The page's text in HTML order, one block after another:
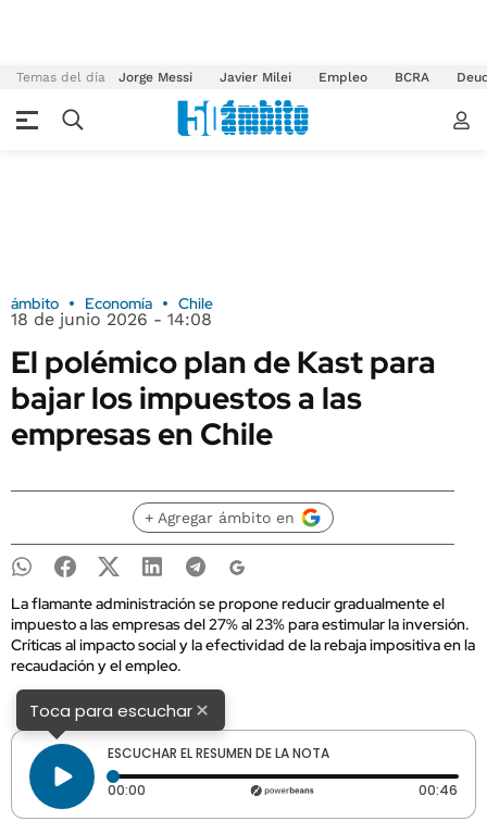
Temas del día Jorge Messi Javier Milei Empleo BCRA
ámbito Economía Chile
18 de junio 2026 - 14:08
El polémico plan de Kast para
bajar los impuestos a las
empresas en Chile
+ Agregar ámbito en
La flamante administración se propone reducir gradualmente el
impuesto a las empresas del 27% al 23% para estimular la inversión.
Críticas al impacto social y la efectividad de la rebaja impositiva en la
recaudación y el empleo.
Toca para escuchar×
ESCUCHAR EL RESUMEN DE LA NOTA
00:00 Tiempo transcurrido: 0 segundos 00:46